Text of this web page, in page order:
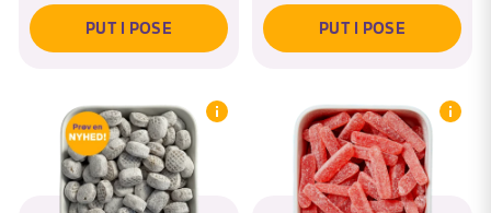
PUT I POSE PUT I POSE